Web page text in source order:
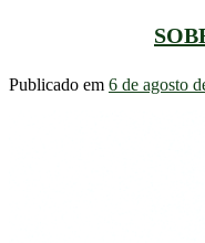
Publicado em 6 de agosto